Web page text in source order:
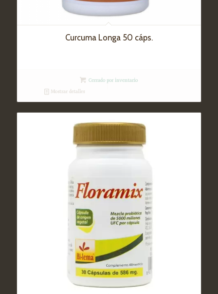
Curcuma Longa 50 cáps.
Cerrado por inventario
Mostrar detalles